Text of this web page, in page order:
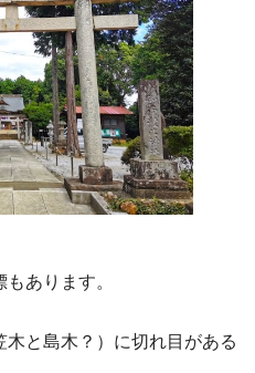
あります。
と島木？）に切れ目がある